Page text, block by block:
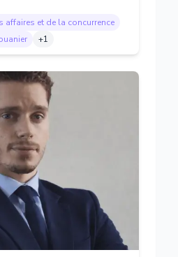
affaires et de la concurrence
+1